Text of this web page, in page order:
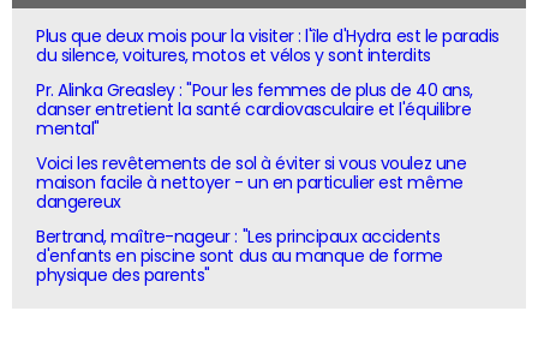
Plus que deux mois pour la visiter : l'île d'Hydra est le paradis
du silence, voitures, motos et vélos y sont interdits
Pr. Alinka Greasley : "Pour les femmes de plus de 40 ans,
danser entretient la santé cardiovasculaire et l'équilibre
mental"
Voici les revêtements de sol à éviter si vous voulez une
maison facile à nettoyer - un en particulier est même
dangereux
Bertrand, maître-nageur : "Les principaux accidents
d'enfants en piscine sont dus au manque de forme
physique des parents"